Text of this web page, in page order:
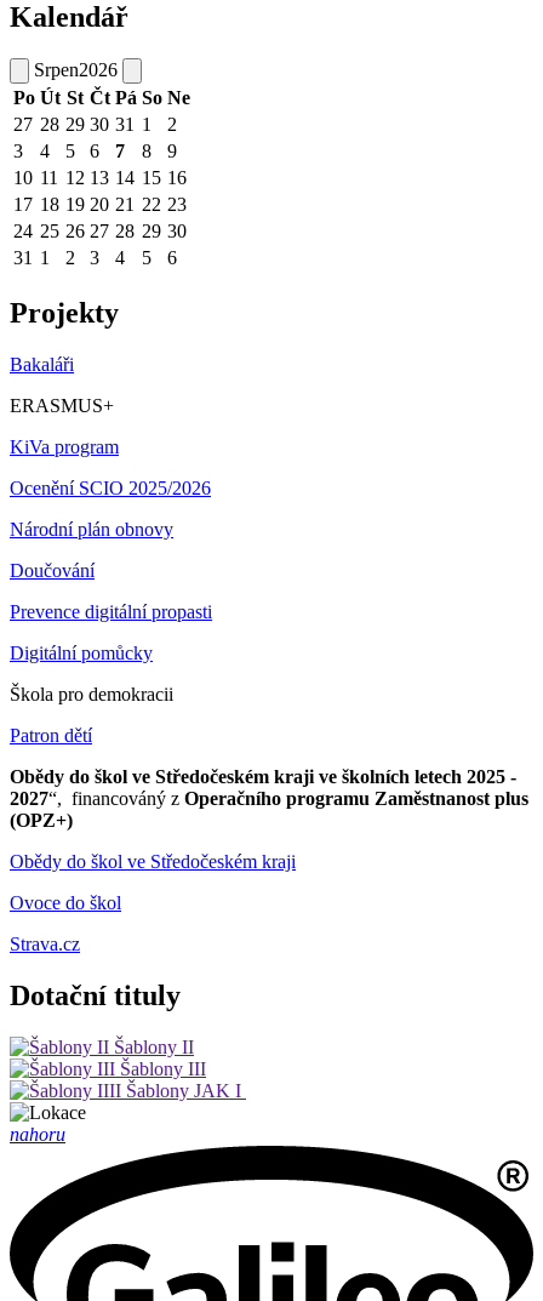
Kalendář
Srpen2026
Po Út St Čt Pá So Ne
27 28 29 30 31 1
2
3
4 5 6 7 8
9
10 11 12 13 14 15 16
17 18 19 20 21 22 23
24 25 26 27 28 29 30
31 1 2 3 4 5 6
Projekty
Bakaláři
ERASMUS+
KiVa program
Ocenění SCIO 2025/2026
Národní plán obnovy
Doučování
Prevence digitální propasti
Digitální pomůcky
Škola pro demokracii
Patron dětí
Obědy do škol ve Středočeském kraji ve školních letech 2025 -
2027“, financováný z Operačního programu Zaměstnanost plus
(OPZ+)
Obědy do škol ve Středočeském kraji
Ovoce do škol
Strava.cz
Dotační tituly
Šablony II
Šablony III
Šablony JAK I
nahoru